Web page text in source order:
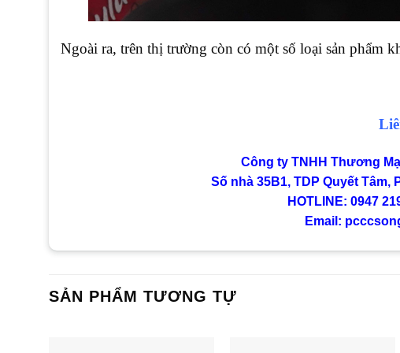
Ngoài ra, trên thị trường còn có một số loại sản phẩm
Công ty TNHH Thương
Số nhà 35B1, TDP Quyết Tâm,
HOTLINE: 0947
Email:
SẢN PHẨM TƯƠNG TỰ